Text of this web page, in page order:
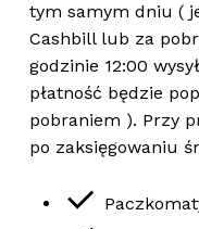
tym samym dniu (
Cashbill lub za
godzinie 12:00
płatność będzie
pobraniem ). Przy
po zaksięgowaniu